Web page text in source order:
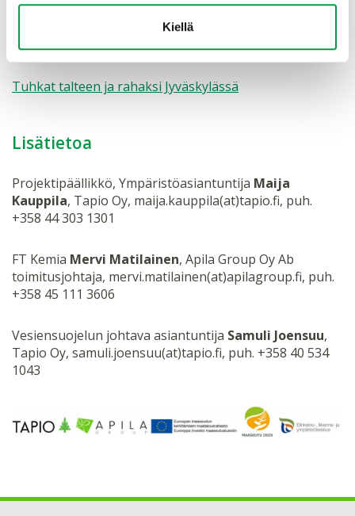
Kiellä
on koottu alueittaiset tietopaketit:
Puutuhkasta yritystoimintaa Saarijärvellä
Tuhkat talteen ja rahaksi Jyväskylässä
Lisätietoa
Projektipäällikkö, Ympäristöasiantuntija Maija
Kauppila, Tapio Oy, maija.kauppila(at)tapio.fi, puh.
+358 44 303 1301
FT Kemia Mervi Matilainen, Apila Group Oy Ab
toimitusjohtaja, mervi.matilainen(at)apilagroup.fi, puh.
+358 45 111 3606
Vesiensuojelun johtava asiantuntija Samuli Joensuu,
Tapio Oy, samuli.joensuu(at)tapio.fi, puh. +358 40 534
1043